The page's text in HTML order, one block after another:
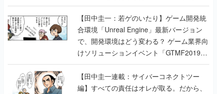
のいたり】
【田中圭一：若ゲのいたり】ゲーム開発統
合環境「Unreal Engine」最新バージョン
で、開発環境はどう変わる？ ゲーム業界向
けソリューションイベント「GTMF2019」
に行って、より理解を深めよう【PR】
【田中圭一連載：サイバーコネクトツー
編】すべての責任はオレが取る。だから、